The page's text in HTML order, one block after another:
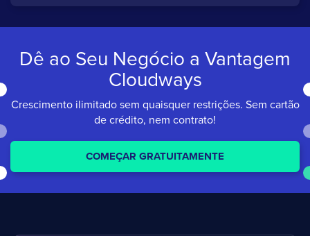
Dê ao Seu Negócio a Vantagem
Cloudways
Crescimento ilimitado sem quaisquer restrições. Sem cartão
de crédito, nem contrato!
COMEÇAR GRATUITAMENTE